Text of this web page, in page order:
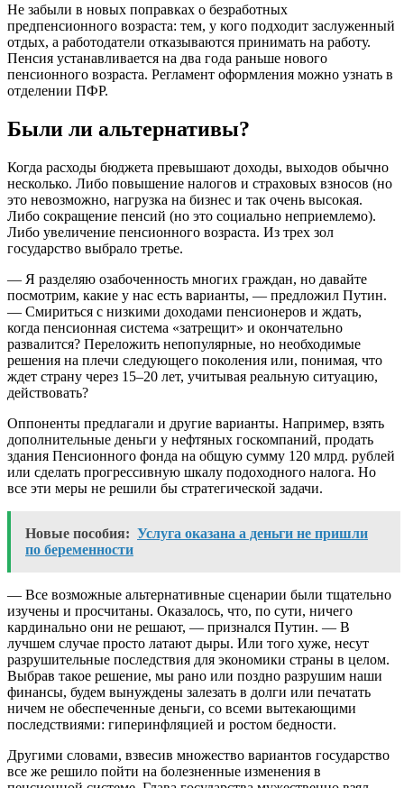
Не забыли в новых поправках о безработных
предпенсионного возраста: тем, у кого подходит заслуженный
отдых, а работодатели отказываются принимать на работу.
Пенсия устанавливается на два года раньше нового
пенсионного возраста. Регламент оформления можно узнать в
отделении ПФР.
Были ли альтернативы?
Когда расходы бюджета превышают доходы, выходов обычно
несколько. Либо повышение налогов и страховых взносов (но
это невозможно, нагрузка на бизнес и так очень высокая.
Либо сокращение пенсий (но это социально неприемлемо).
Либо увеличение пенсионного возраста. Из трех зол
государство выбрало третье.
— Я разделяю озабоченность многих граждан, но давайте
посмотрим, какие у нас есть варианты, — предложил Путин.
— Смириться с низкими доходами пенсионеров и ждать,
когда пенсионная система «затрещит» и окончательно
развалится? Переложить непопулярные, но необходимые
решения на плечи следующего поколения или, понимая, что
ждет страну через 15–20 лет, учитывая реальную ситуацию,
действовать?
Оппоненты предлагали и другие варианты. Например, взять
дополнительные деньги у нефтяных госкомпаний, продать
здания Пенсионного фонда на общую сумму 120 млрд. рублей
или сделать прогрессивную шкалу подоходного налога. Но
все эти меры не решили бы стратегической задачи.
Новые пособия: Услуга оказана а деньги не пришли
по беременности
— Все возможные альтернативные сценарии были тщательно
изучены и просчитаны. Оказалось, что, по сути, ничего
кардинально они не решают, — признался Путин. — В
лучшем случае просто латают дыры. Или того хуже, несут
разрушительные последствия для экономики страны в целом.
Выбрав такое решение, мы рано или поздно разрушим наши
финансы, будем вынуждены залезать в долги или печатать
ничем не обеспеченные деньги, со всеми вытекающими
последствиями: гиперинфляцией и ростом бедности.
Другими словами, взвесив множество вариантов государство
все же решило пойти на болезненные изменения в